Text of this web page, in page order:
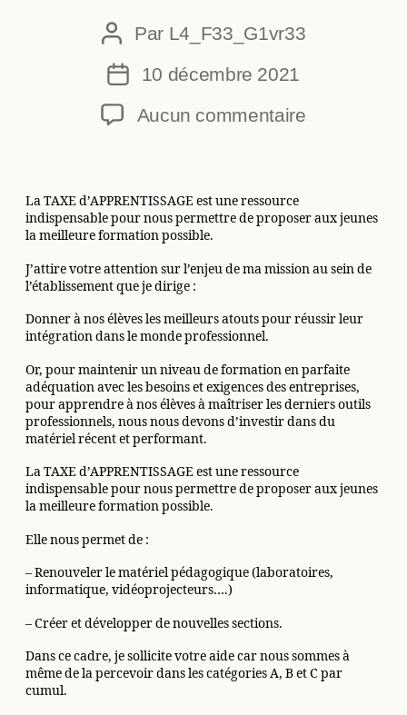
Auteur
de
l’article
Par L4_F33_G1vr33
Date
de
10 décembre 2021
Aucun commentairesur
La TAXE d’APPRENTISSAGE est une ressource
indispensable pour nous permettre de proposer aux jeunes
la meilleure formation possible.
J’attire votre attention sur l’enjeu de ma mission au sein de
l’établissement que je dirige :
Donner à nos élèves les meilleurs atouts pour réussir leur
intégration dans le monde professionnel.
Or, pour maintenir un niveau de formation en parfaite
adéquation avec les besoins et exigences des entreprises,
pour apprendre à nos élèves à maîtriser les derniers outils
professionnels, nous nous devons d’investir dans du
matériel récent et performant.
La TAXE d’APPRENTISSAGE est une ressource
indispensable pour nous permettre de proposer aux jeunes
la meilleure formation possible.
Elle nous permet de :
– Renouveler le matériel pédagogique (laboratoires,
informatique, vidéoprojecteurs….)
– Créer et développer de nouvelles sections.
Dans ce cadre, je sollicite votre aide car nous sommes à
même de la percevoir dans les catégories A, B et C par
cumul.